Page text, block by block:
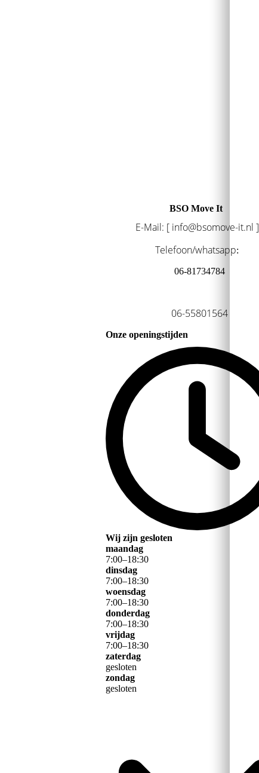
BSO Move It
E-Mail: [ info@bsomove-it.nl ]
Telefoon/whatsapp:
06-81734784
06-55801564
Onze openingstijden
Wij zijn gesloten
maandag
7:00–18:30
dinsdag
7:00–18:30
woensdag
7:00–18:30
donderdag
7:00–18:30
vrijdag
7:00–18:30
zaterdag
gesloten
zondag
gesloten